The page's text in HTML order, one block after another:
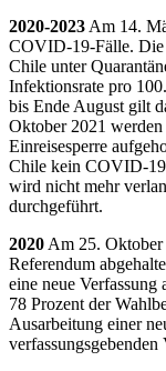
2020-2023 Am 14.
COVID-19-Fälle. Die
Chile unter
Infektionsrate pro
bis Ende August gilt
Oktober 2021
Einreisesperre
Chile kein COVID-
wird nicht mehr
durchgeführt.
2020 Am 25.
Referendum
eine neue
78 Prozent der
Ausarbeitung einer